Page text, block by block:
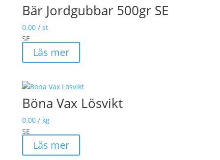
Bär Jordgubbar 500gr SE
0.00/ st
SE
Läs mer
Böna Vax Lösvikt
0.00/ kg
SE
Läs mer